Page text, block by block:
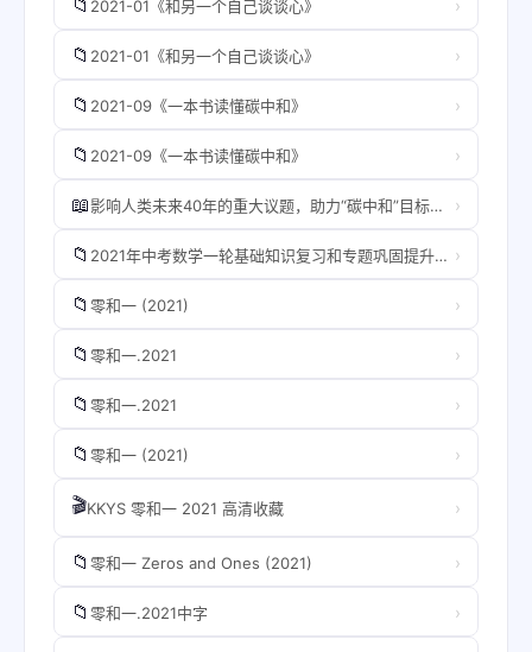
📁 2021-01《和另一个自己谈谈心》 ›
📁 2021-01《和另一个自己谈谈心》 ›
📁 2021-09《一本书读懂碳中和》 ›
📁 2021-09《一本书读懂碳中和》 ›
📖 影响人类未来40年的重大议题，助力“碳中和”目标，揭示科技创新与绿色投资机会 2021年不可错过的一本书） - 比尔·盖茨.mobi ›
📁 2021年中考数学一轮基础知识复习和专题巩固提升训练 ›
📁 零和一 (2021) ›
📁 零和一.2021 ›
📁 零和一.2021 ›
📁 零和一 (2021) ›
🎬KKYS 零和一 2021 高清收藏 ›
📁 零和一 Zeros and Ones (2021) ›
📁 零和一.2021中字 ›